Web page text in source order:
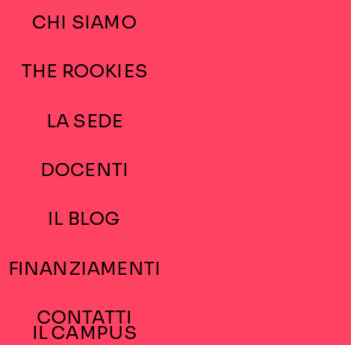
CHI SIAMO
THE ROOKIES
LA SEDE
DOCENTI
IL BLOG
FINANZIAMENTI
CONTATTI
IL CAMPUS